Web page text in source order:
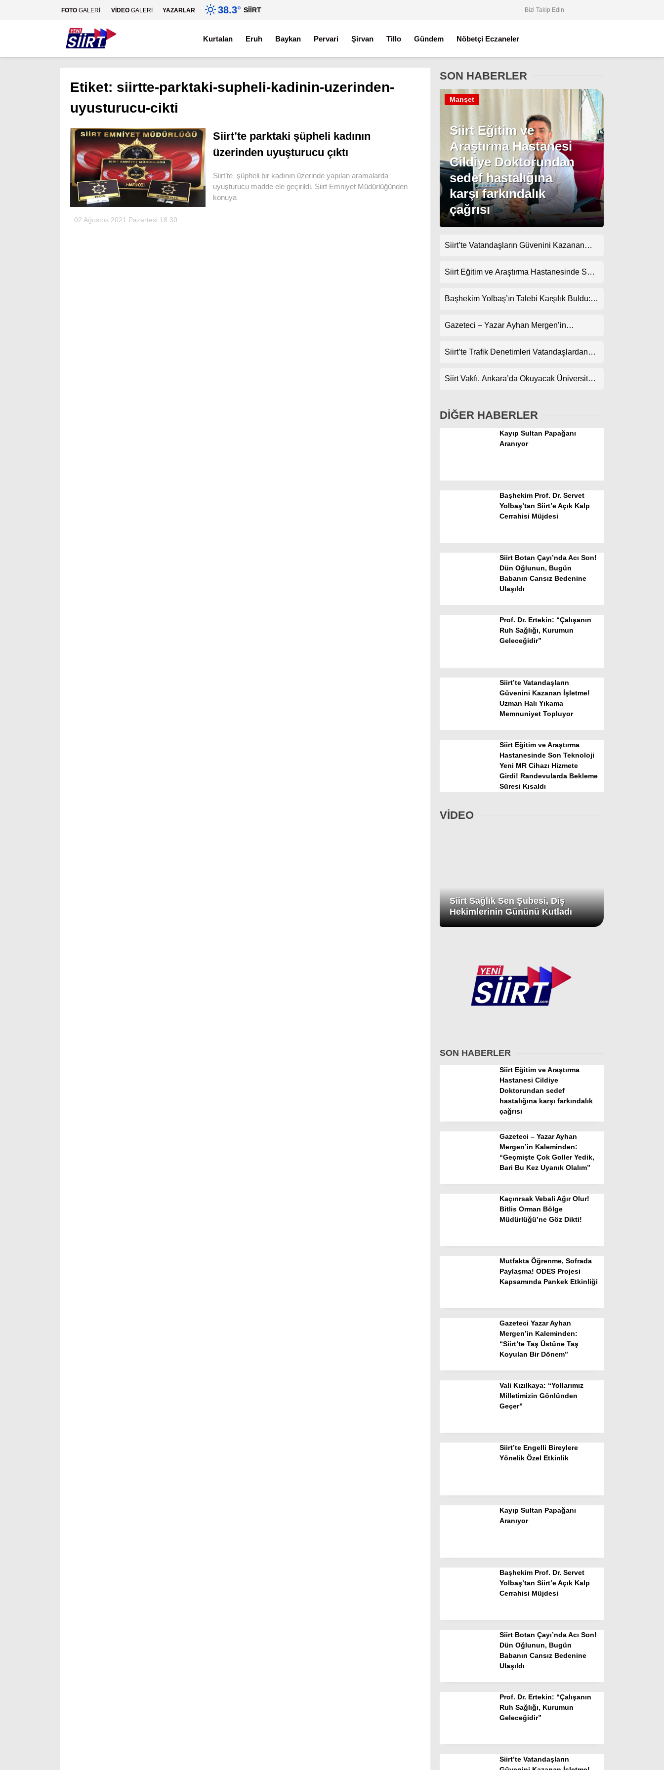
Gündem
Dünya
Spor
Facebook
FOTO GALERİ VİDEO GALERİ YAZARLAR 38.3° SIIRT Bizi Takip Edin
Kurtalan Eruh Baykan Pervari Şirvan Tillo Gündem Nöbetçi Eczaneler
Etiket: siirtte-parktaki-supheli-kadinin-uzerinden-
uyusturucu-cikti
Siirt’te parktaki şüpheli kadının
üzerinden uyuşturucu çıktı
Siirt’te şüpheli bir kadının üzerinde yapılan aramalarda
uyuşturucu madde ele geçirildi. Siirt Emniyet Müdürlüğünden
konuya
02 Ağustos 2021 Pazartesi 18:39
SON HABERLER
Siirt Eğitim ve
Araştırma Hastanesi
Cildiye Doktorundan
sedef hastalığına
karşı farkındalık
çağrısı
Manşet
Siirt’te Vatandaşların Güvenini Kazanan
Topluyor
Siirt Eğitim ve Araştırma Hastanesinde Son
Randevularda Bekleme Süresi Kısaldı
Başhekim Yolbaş’ın Talebi Karşılık Buldu:
Gazeteci – Yazar Ayhan Mergen’in
Kuralları”
Siirt’te Trafik Denetimleri Vatandaşlardan
Siirt Vakfı, Ankara’da Okuyacak Üniversite
DİĞER HABERLER
Kayıp Sultan Papağanı
Aranıyor
Başhekim Prof. Dr. Servet
Yolbaş’tan Siirt’e Açık Kalp
Cerrahisi Müjdesi
Siirt Botan Çayı’nda Acı Son!
Dün Oğlunun, Bugün
Babanın Cansız Bedenine
Ulaşıldı
Prof. Dr. Ertekin: “Çalışanın
Ruh Sağlığı, Kurumun
Geleceğidir”
Siirt’te Vatandaşların
Güvenini Kazanan İşletme!
Uzman Halı Yıkama
Memnuniyet Topluyor
Siirt Eğitim ve Araştırma
Hastanesinde Son Teknoloji
Yeni MR Cihazı Hizmete
Girdi! Randevularda Bekleme
Süresi Kısaldı
VİDEO
Siirt Sağlık Sen Şubesi, Diş
Hekimlerinin Gününü Kutladı
SON HABERLER
Siirt Eğitim ve Araştırma
Hastanesi Cildiye
Doktorundan sedef
hastalığına karşı farkındalık
çağrısı
Gazeteci – Yazar Ayhan
Mergen’in Kaleminden:
“Geçmişte Çok Goller Yedik,
Bari Bu Kez Uyanık Olalım”
Kaçırırsak Vebali Ağır Olur!
Bitlis Orman Bölge
Müdürlüğü’ne Göz Dikti!
Mutfakta Öğrenme, Sofrada
Paylaşma! ODES Projesi
Kapsamında Pankek Etkinliği
Gazeteci Yazar Ayhan
Mergen’in Kaleminden:
“Siirt’te Taş Üstüne Taş
Koyulan Bir Dönem”
Vali Kızılkaya: “Yollarımız
Milletimizin Gönlünden
Geçer”
Siirt’te Engelli Bireylere
Yönelik Özel Etkinlik
Kayıp Sultan Papağanı
Aranıyor
Başhekim Prof. Dr. Servet
Yolbaş’tan Siirt’e Açık Kalp
Cerrahisi Müjdesi
Siirt Botan Çayı’nda Acı Son!
Dün Oğlunun, Bugün
Babanın Cansız Bedenine
Ulaşıldı
Prof. Dr. Ertekin: “Çalışanın
Ruh Sağlığı, Kurumun
Geleceğidir”
Siirt’te Vatandaşların